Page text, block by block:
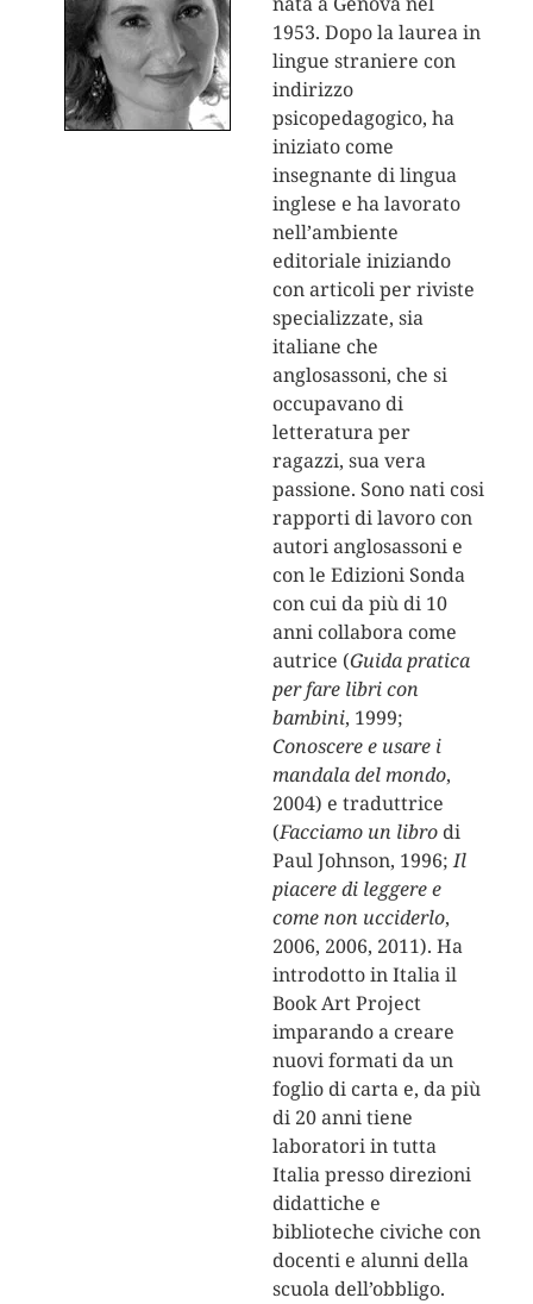
1953. Dopo la laurea in
lingue straniere con
indirizzo
psicopedagogico, ha
iniziato come
insegnante di lingua
inglese e ha lavorato
nell’ambiente
editoriale iniziando
con articoli per riviste
specializzate, sia
italiane che
anglosassoni, che si
occupavano di
letteratura per
ragazzi, sua vera
passione. Sono nati cosi
rapporti di lavoro con
autori anglosassoni e
con le Edizioni Sonda
con cui da più di 10
anni collabora come
autrice (Guida pratica
per fare libri con
bambini, 1999;
Conoscere e usare i
mandala del mondo,
2004) e traduttrice
(Facciamo un librodi
Paul Johnson, 1996;Il
piacere di leggere e
come non ucciderlo,
2006, 2006, 2011). Ha
introdotto in Italia il
Book Art Project
imparando a creare
nuovi formati da un
foglio di carta e, da più
di 20 anni tiene
laboratori in tutta
Italia presso direzioni
didattiche e
biblioteche civiche con
docenti e alunni della
scuola dell’obbligo.